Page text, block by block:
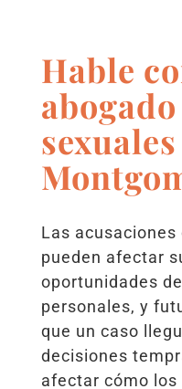
Hable
Las
pueden afectar
oportunidades
personales, y
que un caso
decisiones
afectar cómo